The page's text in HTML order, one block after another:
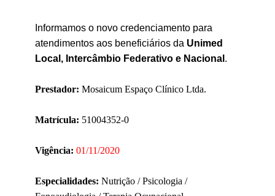
Informamos o novo credenciamento para
atendimentos aos beneficiários da Unimed
Local, Intercâmbio Federativo e Nacional .
Prestador: Mosaicum Espaço Clínico Ltda.
Matrícula: 51004352-0
Vigência: 01/11/2020
Especialidades: Nutrição / Psicologia /